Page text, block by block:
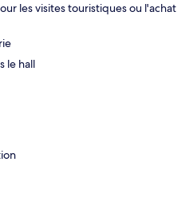
les visites touristiques ou l'achat
le hall